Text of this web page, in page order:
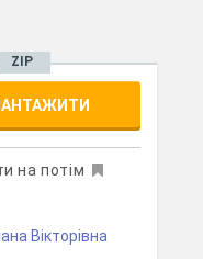
ZIP
на потім
Вікторівна